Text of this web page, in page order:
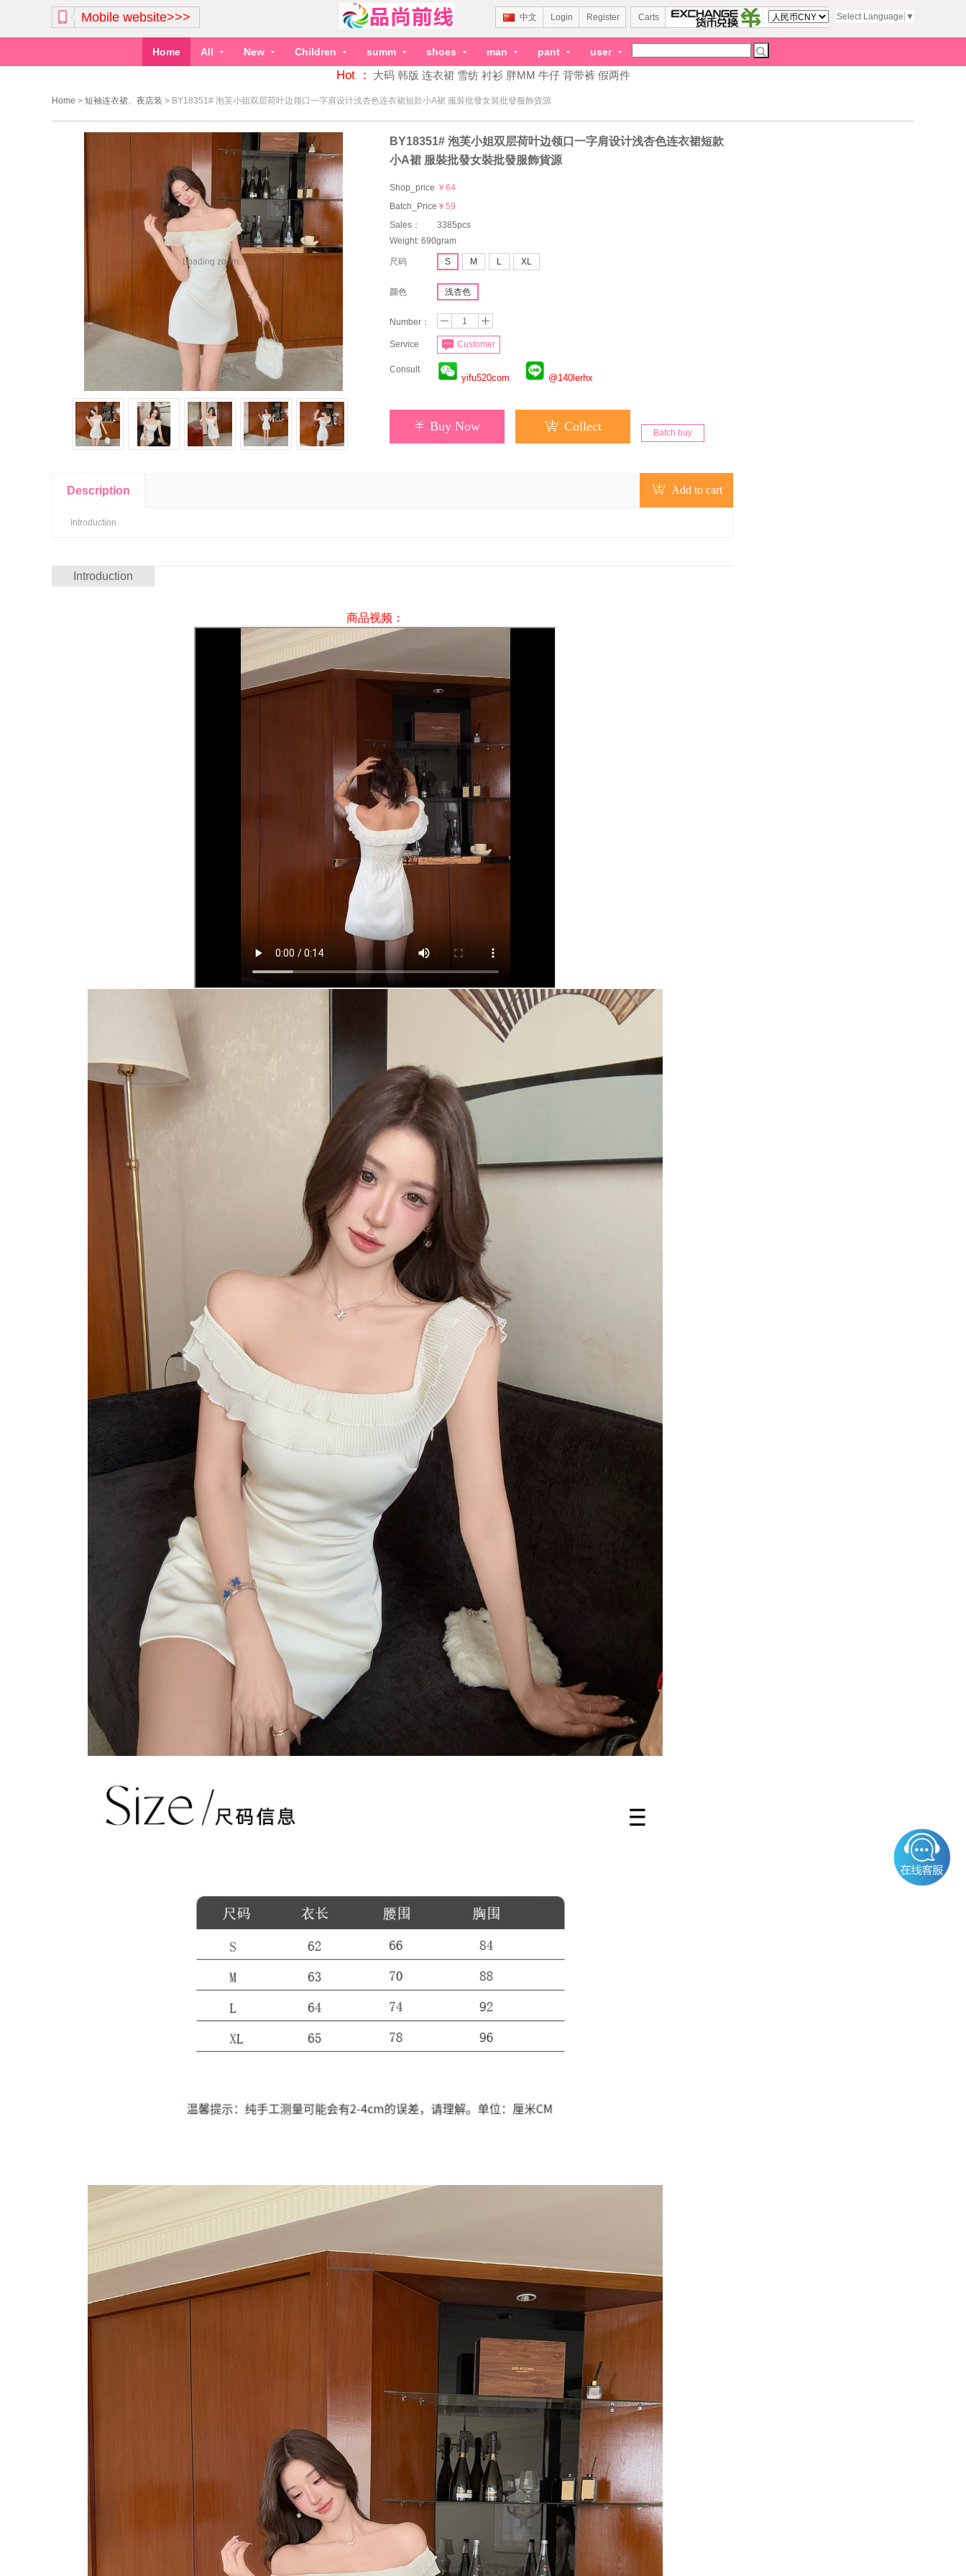
Mobile website>>> Select Language ▼
Carts
中文 Login Register
Home All New Children summ shoes man pant user
Hot ： 大码 韩版 连衣裙 雪纺 衬衫 胖MM 牛仔 背带裤 假两件
Home > 短袖连衣裙、夜店装 > BY18351# 泡芙小姐双层荷叶边领口一字肩设计浅杏色连衣裙短款小A裙 服裝批發女裝批發服飾貨源
Loading zoom...
BY18351# 泡芙小姐双层荷叶边领口一字肩设计浅杏色连衣裙短款
小A裙 服裝批發女裝批發服飾貨源
Shop_price ￥64
Batch_Price：￥59
Sales：
3385pcs
Weight: 690gram
尺码 S M L XL
颜色 浅杏色
Number：
Service Customer
Consult
yifu520com @140lerhx
Buy Now Collect Batch buy
Description Add to cart
Introduction
Introduction
商品视频：